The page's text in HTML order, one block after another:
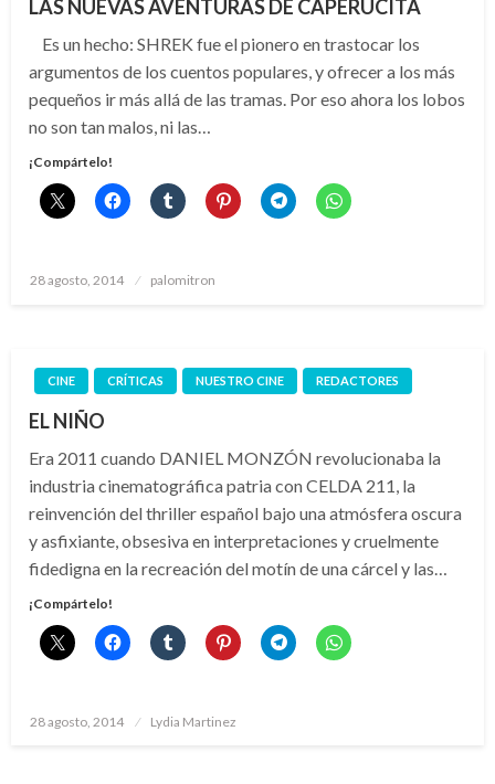
LAS NUEVAS AVENTURAS DE CAPERUCITA
Es un hecho: SHREK fue el pionero en trastocar los
argumentos de los cuentos populares, y ofrecer a los más
pequeños ir más allá de las tramas. Por eso ahora los lobos
no son tan malos, ni las…
¡Compártelo!
Publicado
28 agosto, 2014 palomitron
CINE CRÍTICAS NUESTRO CINE REDACTORES
EL NIÑO
Era 2011 cuando DANIEL MONZÓN revolucionaba la
industria cinematográfica patria con CELDA 211, la
reinvención del thriller español bajo una atmósfera oscura
y asfixiante, obsesiva en interpretaciones y cruelmente
fidedigna en la recreación del motín de una cárcel y las…
¡Compártelo!
Publicado
28 agosto, 2014 Lydia Martinez